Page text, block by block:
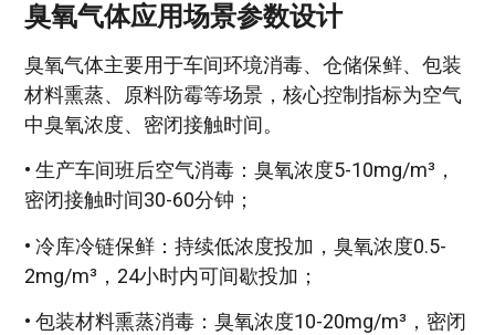
臭氧气体应用场景参数设计
臭氧气体主要用于车间环境消毒、仓储保鲜、包装
材料熏蒸、原料防霉等场景，核心控制指标为空气
中臭氧浓度、密闭接触时间。
• 生产车间班后空气消毒：臭氧浓度5-10mg/m³，
密闭接触时间30-60分钟；
• 冷库冷链保鲜：持续低浓度投加，臭氧浓度0.5-
2mg/m³，24小时内可间歇投加；
• 包装材料熏蒸消毒：臭氧浓度10-20mg/m³，密闭